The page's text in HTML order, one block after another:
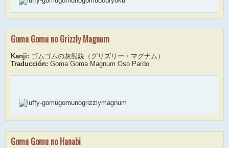
Gomu Gomu no Grizzly Magnum
Kanji: ゴムゴムの灰熊銃（グリズリー・マグナム）
Traducción: Goma Goma Magnum Oso Pardo
Gomu Gomu no Hanabi